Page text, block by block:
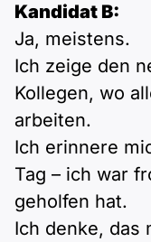
Kandidat B:
Ja, meistens.
Ich zeige den
Kollegen, wo
arbeiten.
Ich erinnere
Tag – ich war
geholfen hat.
Ich denke, das